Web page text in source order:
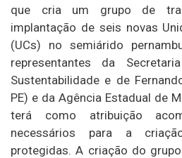
que cria um grupo de
implantação de seis novas
(UCs) no semiárido
representantes da
Sustentabilidade e de
PE) e da Agência Estadual de
terá como atribuição
necessários para a
protegidas. A criação do